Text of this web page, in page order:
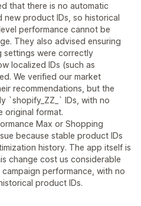
that there is no automatic
product IDs, so historical
performance cannot be
They also advised ensuring
settings were correctly
localized IDs (such as
We verified our market
recommendations, but the
`shopify_ZZ_` IDs, with no
original format.
Max or Shopping
because stable product IDs
history. The app itself is
change cost us considerable
performance, with no
product IDs.